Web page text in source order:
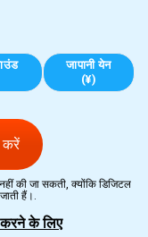
जापानी येन
(¥)
करें
की जा सकती, क्योंकि डिजिटल
हैं।.
के लिए